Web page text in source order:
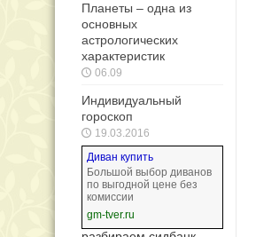
Планеты – одна из
основных
астрологических
характеристик
06.09
Индивидуальный
гороскоп
19.03.2016
Диван купить
Большой выбор диванов
по выгодной цене без
комиссии
gm-tver.ru